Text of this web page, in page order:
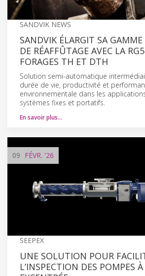
SANDVIK NEWS
SANDVIK ÉLARGIT SA
DE RÉAFFÛTAGE AVEC LA
FORAGES TH ET DTH
Solution semi-automatique
durée de vie, productivité et
environnementale dans les
systèmes fixes et portatifs.
En savoir plus…
09 FÉVR. '26
SEEPEX
UNE SOLUTION POUR
L’INSPECTION DES POMPES À